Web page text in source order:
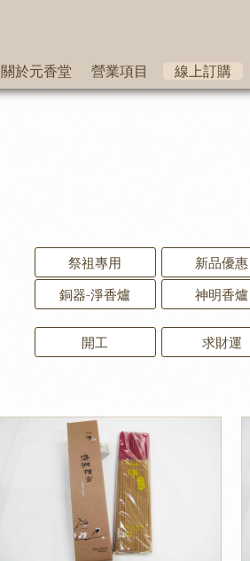
關於元香堂 營業項目 線上訂購
祭祖專用 新品優惠
銅器-淨香爐
神明香爐
開工 求財運